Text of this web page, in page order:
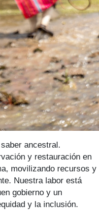
ancestral.
y restauración en
movilizando recursos y
Nuestra labor está
gobierno y un
y la inclusión.